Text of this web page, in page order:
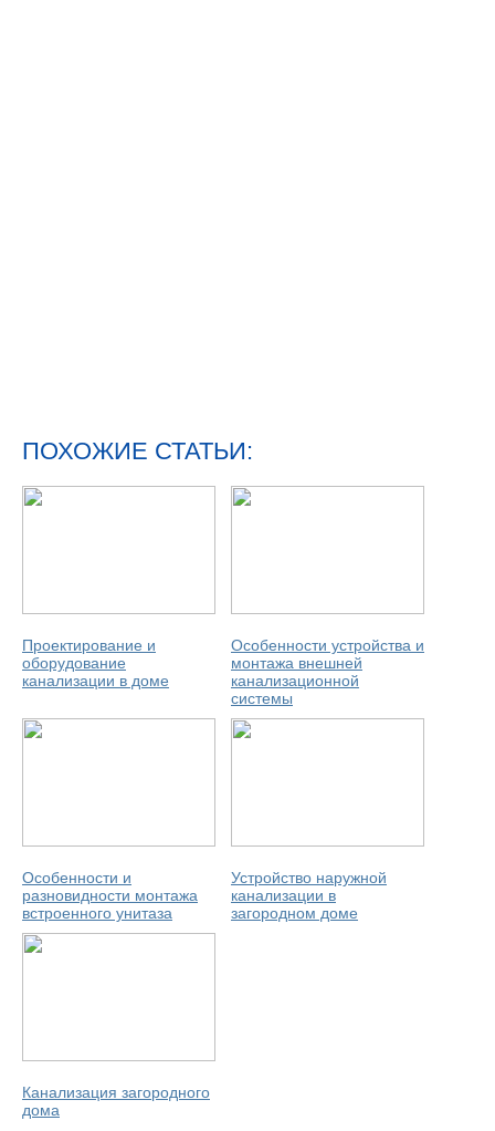
ПОХОЖИЕ СТАТЬИ:
Проектирование и
оборудование
канализации в доме
Особенности устройства и
монтажа внешней
канализационной
системы
Особенности и
разновидности монтажа
встроенного унитаза
Устройство наружной
канализации в
загородном доме
Канализация загородного
дома